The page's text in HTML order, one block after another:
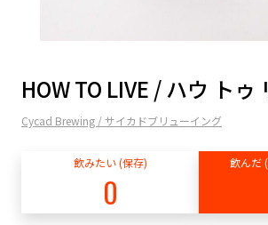
HOW TO LIVE / ハウ トゥ
Cycad Brewing / サイカドブリューイング
飲みたい (保存)
0
飲んだ